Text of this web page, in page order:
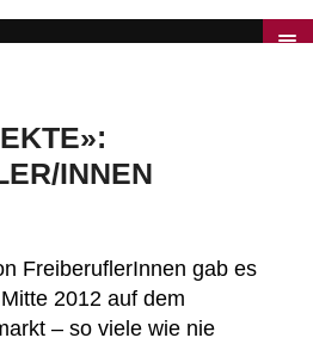
INNEN
FreiberuflerInnen gab es
2012 auf dem
– so viele wie nie